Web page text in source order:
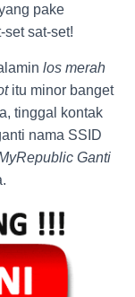
pake
set sat-set!
los merah
itu minor banget
tinggal kontak
nama SSID
Ganti